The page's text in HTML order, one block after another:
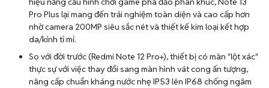
Pro Plus lại mang đến trải nghiệm toàn diện và cao cấp hơn
nhờ camera 200MP siêu sắc nét và thiết kế kim loại kết hợp
da/kính tỉ mỉ.
So với đời trước (Redmi Note 12 Pro+), thiết bị có màn "lột xác"
thực sự với việc thay đổi sang màn hình vát cong ấn tượng,
nâng cấp chuẩn kháng nước nhẹ IP53 lên IP68 chống ngâm